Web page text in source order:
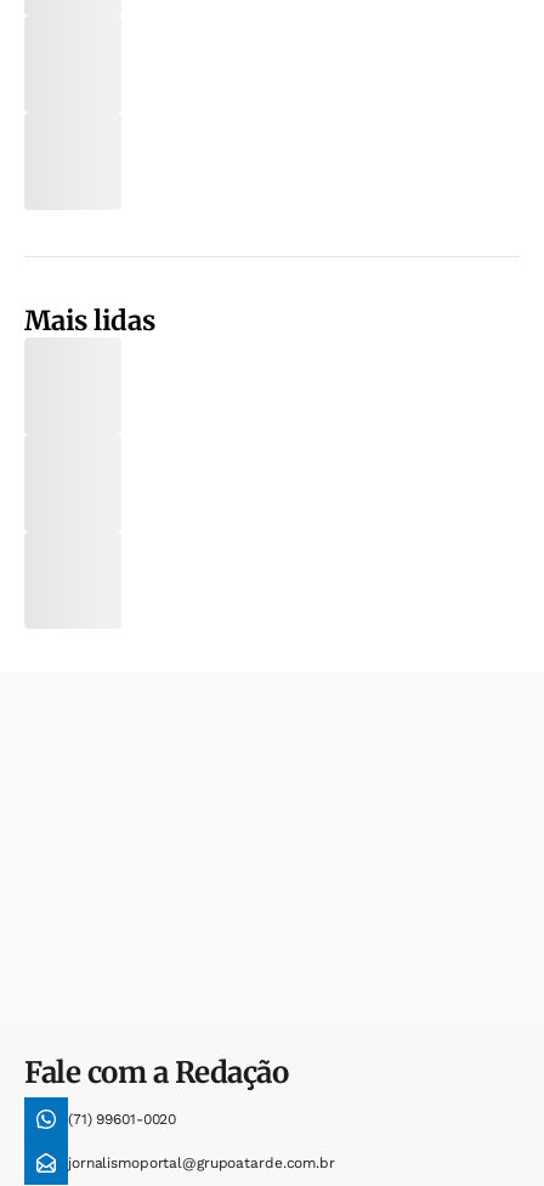
Mais lidas
Fale com a Redação
(71) 99601-0020
jornalismoportal@grupoatarde.com.br